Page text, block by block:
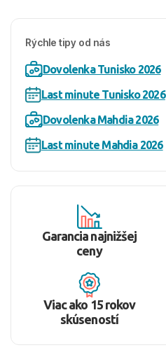
Rýchle tipy od nás
Dovolenka Tunisko 2026
Last minute Tunisko 2026
Dovolenka Mahdia 2026
Last minute Mahdia 2026
Garancia najnižšej
ceny
Viac ako 15 rokov
skúseností